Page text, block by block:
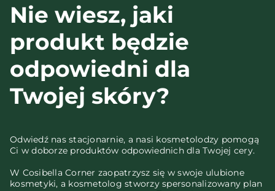
Nie wiesz, jaki
produkt będzie
odpowiedni dla
Twojej skóry?
Odwiedź nas stacjonarnie, a nasi kosmetolodzy pomogą
Ci w doborze produktów odpowiednich dla Twojej cery.
W Cosibella Corner zaopatrzysz się w swoje ulubione
kosmetyki, a kosmetolog stworzy spersonalizowany plan